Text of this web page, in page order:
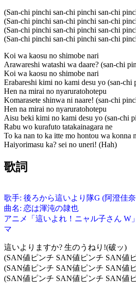
(San-chi pinchi san-chi pinchi san-chi
(San-chi pinchi san-chi pinchi san-chi
(San-chi pinchi san-chi pinchi san-chi
(San-chi pinchi san-chi pinchi san-chi
Koi wa kaosu no shimobe nari
Arawareshi watashi wa daare? (san-chi
Koi wa kaosu no shimobe nari
Erabareshi kimi no kami desu yo (san-chi
Hen na mirai no nyaruratohotepu
Komarasete shinwa ni naare! (san-chi
Hen na mirai no nyaruratohotepu
Aisu beki kimi no kami desu yo (san-chi
Rabu wo kurafuto tatakainagara ne
To ka nan to ka itte mo hontou wa konna
Haiyorimasu ka? sei no uneri! (Hah)
歌詞
歌手: 後ろから這いより隊G (阿澄佳
曲名: 恋は渾沌の隷也
アニメ「這いよれ！ニャル子さん W
マ
這いよりますか? 生のうねり!(破ッ)
(SAN値ピンチ SAN値ピンチ SAN値
(SAN値ピンチ SAN値ピンチ SAN値
(SAN値ピンチ SAN値ピンチ SAN値